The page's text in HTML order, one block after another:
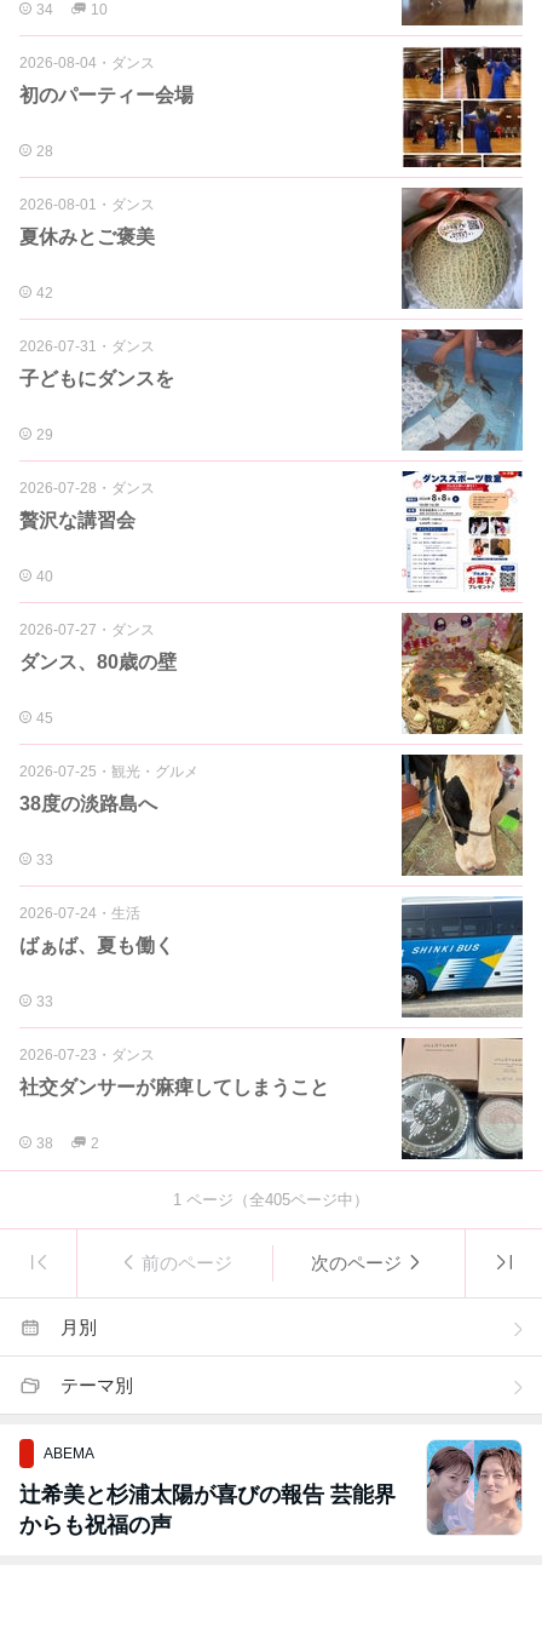
34 10
2026-08-04 ・ ダンス
初のパーティー会場
28
2026-08-01 ・ ダンス
夏休みとご褒美
42
2026-07-31 ・ ダンス
子どもにダンスを
29
2026-07-28 ・ ダンス
贅沢な講習会
40
2026-07-27 ・ ダンス
ダンス、80歳の壁
45
2026-07-25 ・ 観光・グルメ
38度の淡路島へ
33
2026-07-24 ・ 生活
ばぁば、夏も働く
33
2026-07-23 ・ ダンス
社交ダンサーが麻痺してしまうこと
38 2
1 ページ（全405ページ中）
前のページ 次のページ
月別
テーマ別
ABEMA
辻希美と杉浦太陽が喜びの報告 芸能界
からも祝福の声